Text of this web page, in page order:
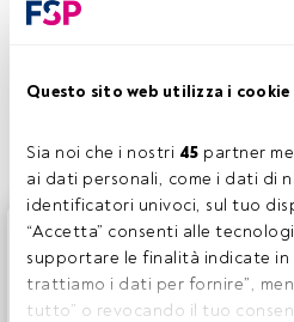
Questo sito web utilizza i cookie
Sia noi che i nostri 45 partner
ai dati personali, come i dati di
identificatori univoci, sul tuo
“Accetta” consenti alle
supportare le finalità indicate in
trattiamo i dati per fornire”,
tutto” o revocando il tuo
Condividi:
Questo è un articolo riservato
sei già registrato, accedi tramite
hai ancora un account, ti
tutti i contenuti che